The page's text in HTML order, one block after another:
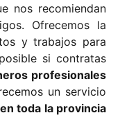
nos recomiendan
Ofrecemos la
y trabajos para
si contratas
profesionales
un servicio
toda la provincia